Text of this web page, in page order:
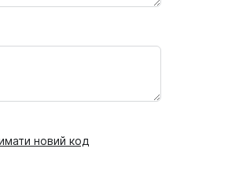
новий код